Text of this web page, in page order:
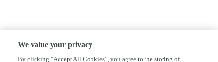
We value your privacy
By clicking “Accept All Cookies”, you agree to the storing of